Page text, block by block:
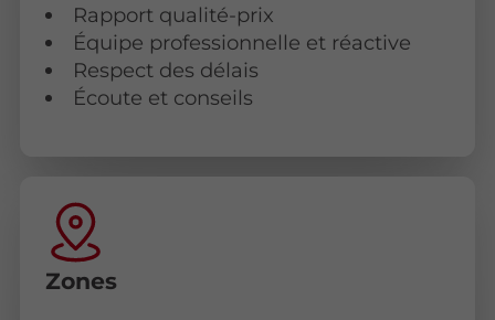
Rapport qualité-prix
Équipe professionnelle et réactive
Respect des délais
Écoute et conseils
Zones